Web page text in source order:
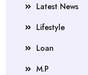
Latest News
Lifestyle
Loan
M.P